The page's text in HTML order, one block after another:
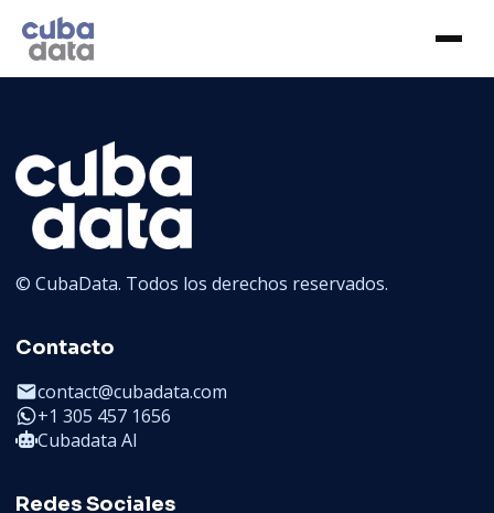
© CubaData. Todos los derechos reservados.
Contacto
contact@cubadata.com
+1 305 457 1656
Cubadata AI
Redes Sociales